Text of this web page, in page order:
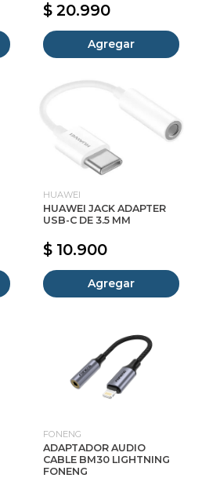
$ 20.990
Agregar
HUAWEI
HUAWEI JACK ADAPTER
USB-C DE 3.5 MM
$ 10.900
Agregar
FONENG
ADAPTADOR AUDIO
CABLE BM30 LIGHTNING
FONENG